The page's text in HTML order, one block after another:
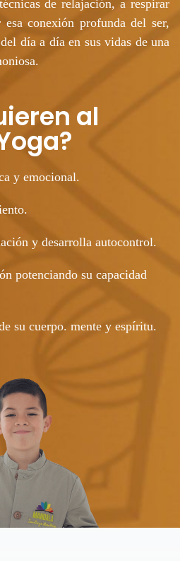
de relajación, a respirar
esa conexión profunda del ser,
día a día en sus vidas de una
al
y emocional.
y desarrolla autocontrol.
potenciando su capacidad
su cuerpo. mente y espíritu.